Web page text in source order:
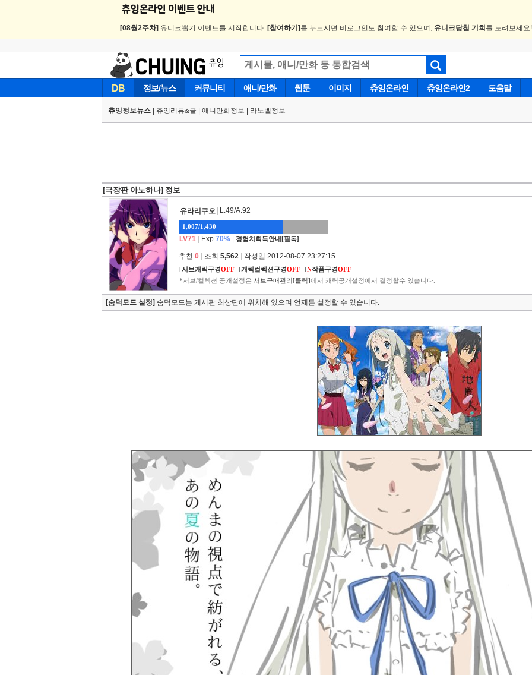
[08월2주차] 유니크뽑기 이벤트를 시작합니다. [참여하기] 를 누르시면 비로그인도 참여할 수 있으며, 유니크당첨 기회 를 노려보세
DB 정보/뉴스 커뮤니티 애니/만화 웹툰 이미지 츄잉온라인 츄잉온라인2 도움말
츄잉정보뉴스 츄잉리뷰&글 애니만화정보 라노벨정보
[극장판 아노하나] 정보
유라리쿠오 L:49/A:92
1,007/1,430
LV71 Exp.70% 경험치획득안내[필독]
추천 0 조회 5,562 작성일 2012-08-07 23:27:15
[서브캐릭구경OFF] [캐릭컬렉션구경OFF] [N작품구경OFF]
*서브/컬렉션 공개설정은 서브구매관리[클릭]에서 캐릭공개설정에서 결정할수 있습니다.
[숨덕모드 설정] 숨덕모드는 게시판 최상단에 위치해 있으며 언제든 설정할 수 있습니다.